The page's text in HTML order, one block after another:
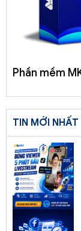
Phần mềm
TIN MỚI NHẤT